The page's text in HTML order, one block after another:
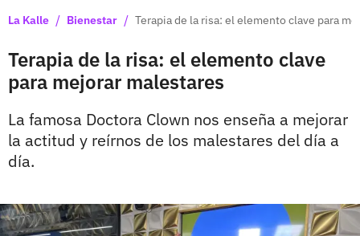
La Kalle / Bienestar / Terapia de la risa: el elemento clave para
Terapia de la risa: el elemento clave
para mejorar malestares
La famosa Doctora Clown nos enseña a mejorar
la actitud y reírnos de los malestares del día a
día.